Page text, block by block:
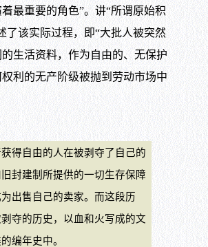
最重要的角色”。讲“所谓原始积
了该实际过程，即“大批人被突然
生活资料，作为自由的、无保护
利的无产阶级被抛到劳动市场中
自由的人在被剥夺了自己的
封建制所提供的一切生存保障
出售自己的卖家。而这段历
夺的历史，以血和火写成的文
编年史中。